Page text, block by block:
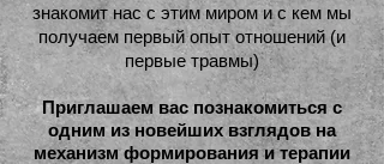
знакомит нас с этим миром и с кем мы
получаем первый опыт отношений (и
первые травмы)
Приглашаем вас познакомиться с
одним из новейших взглядов на
механизм формирования и терапии